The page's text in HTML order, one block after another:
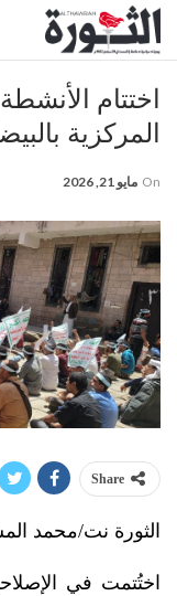
اختتام
المركزية
On مايو 21, 2026
Share
الثورة نت/محمد
اختُتمت في